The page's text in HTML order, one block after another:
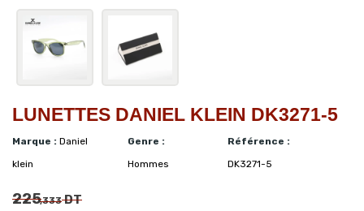
LUNETTES DANIEL KLEIN DK3271-5
Marque : Daniel
klein
Genre :
Hommes
Référence :
DK3271-5
225,333DT